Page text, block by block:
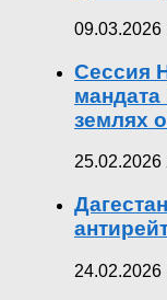
09.03.2026
Сессия
мандата
землях
25.02.2026
24.02.2026